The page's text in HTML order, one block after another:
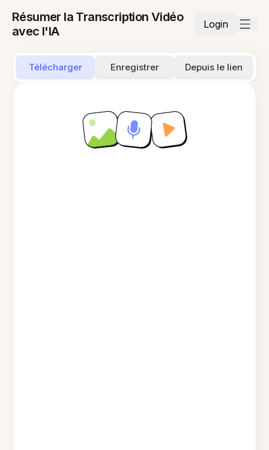
Résumer la Transcription Vidéo
avec l'IA
Login
Télécharger Enregistrer Depuis le lien